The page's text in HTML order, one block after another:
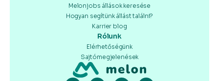
Melonjobs állások keresése
Hogyan segítünk állást találni?
Karrier blog
Rólunk
Elérhetőségünk
Sajtómegjelenések